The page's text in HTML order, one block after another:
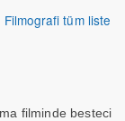
Filmografi tüm liste
filminde besteci